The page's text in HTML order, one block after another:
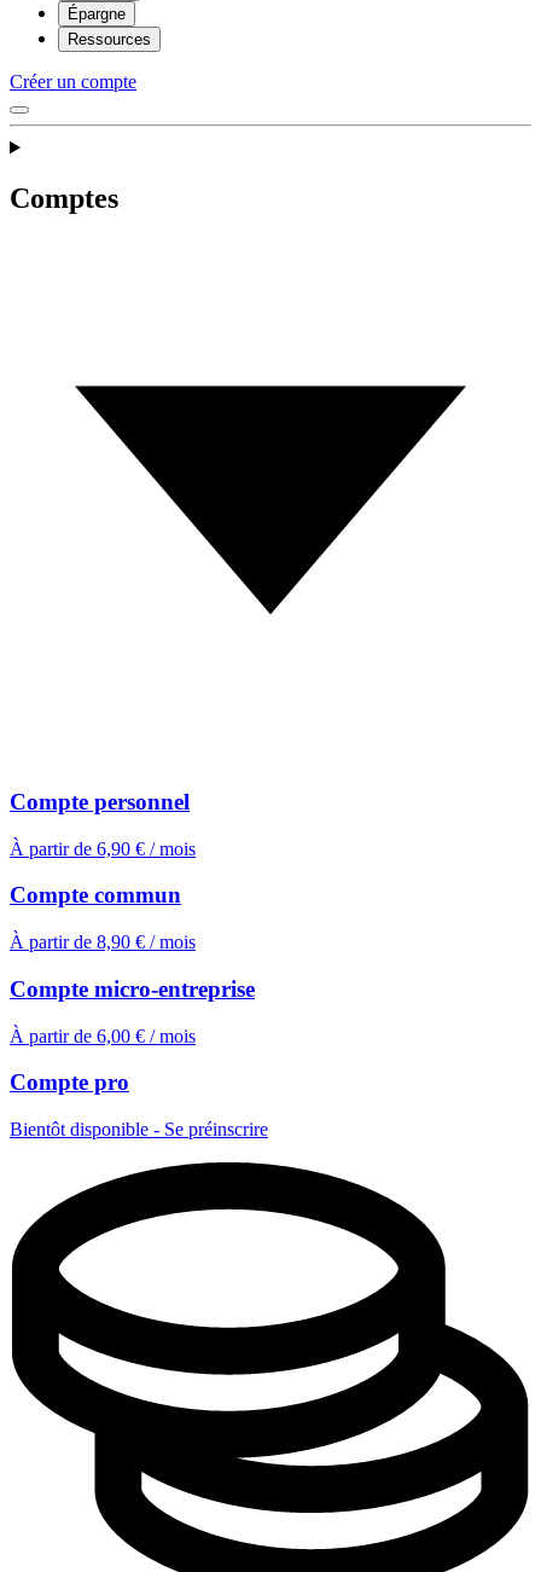
Épargne
Ressources
Créer un compte
Comptes
Compte personnel
À partir de 6,90 € / mois
Compte commun
À partir de 8,90 € / mois
Compte micro‑entreprise
À partir de 6,00 € / mois
Compte pro
Bientôt disponible - Se préinscrire